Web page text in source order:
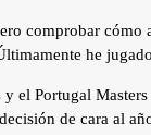
comprobar cómo
he
el Portugal
de cara al